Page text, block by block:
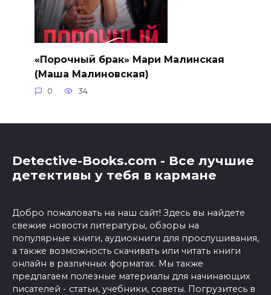
«Порочный брак» Мари Малинская
(Маша Малиновская)
0 34
Detective-Books.com - Все лучшие
детективы у тебя в кармане
Добро пожаловать на наш сайт! Здесь вы найдете
свежие новости литературы, обзоры на
популярные книги, аудиокниги для прослушивания,
а также возможность скачивать или читать книги
онлайн в различных форматах. Мы также
предлагаем полезные материалы для начинающих
писателей - статьи, учебники, советы. Погрузитесь в